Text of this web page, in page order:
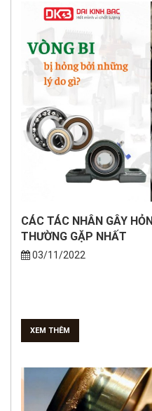
CÁC TÁC NHÂN GÂY
THƯỜNG GẶP NHẤT
03/11/2022
XEM THÊM